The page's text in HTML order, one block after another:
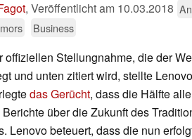
, Veröffentlicht am 10.03.2018
Business
offiziellen Stellungnahme, die der
und unten zitiert wird, stellte
das Gerücht, dass die Hälfte
Berichte über die Zukunft des
Lenovo beteuert, dass die nun